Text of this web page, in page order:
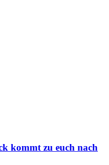
kommt zu euch nach